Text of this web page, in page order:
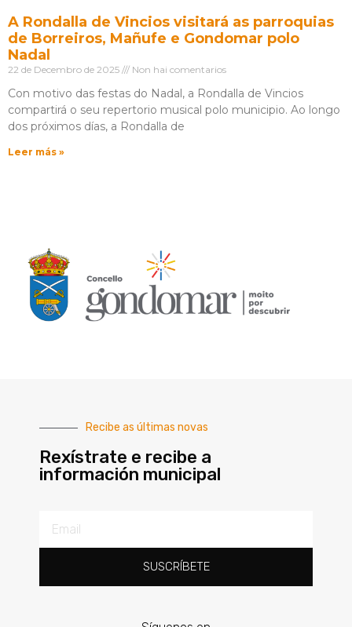
A Rondalla de Vincios visitará as parroquias
de Borreiros, Mañufe e Gondomar polo
Nadal
22 de Decembro de 2025 Non hai comentarios
Con motivo das festas do Nadal, a Rondalla de Vincios
compartirá o seu repertorio musical polo municipio. Ao longo
dos próximos días, a Rondalla de
Leer más »
Recibe as últimas novas
Rexístrate e recibe a
información municipal
SUSCRÍBETE